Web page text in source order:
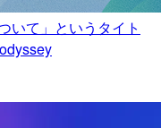
いて」というタイト